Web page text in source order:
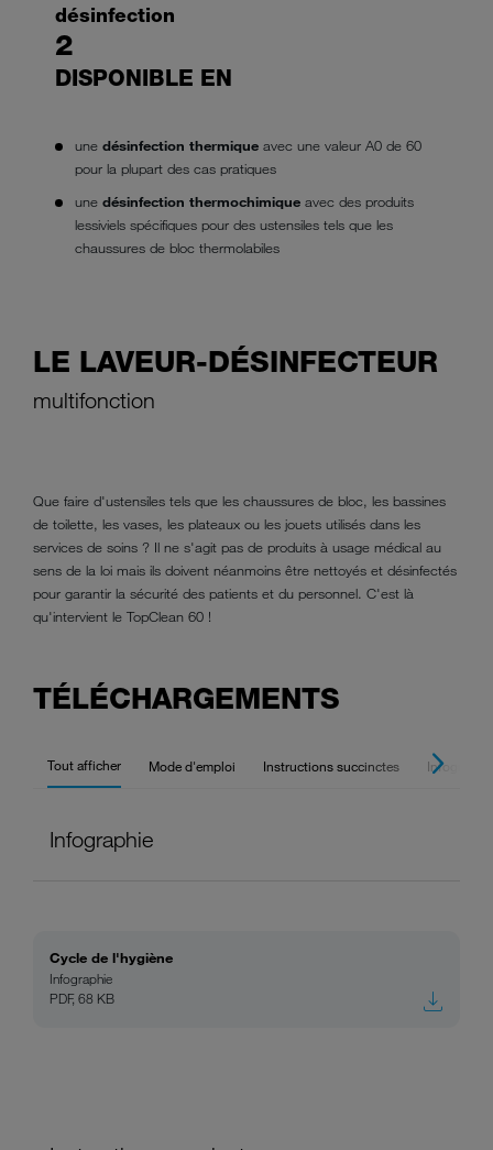
désinfection
2
DISPONIBLE EN
unedésinfection thermique avec une valeur A0 de 60
pour la plupart des cas pratiques
unedésinfection thermochimique avec des produits
lessiviels spécifiques pour des ustensiles tels que les
chaussures de bloc thermolabiles
LE LAVEUR-DÉSINFECTEUR
multifonction
Que faire d'ustensiles tels que les chaussures de bloc, les bassines
de toilette, les vases, les plateaux ou les jouets utilisés dans les
services de soins ? Il ne s'agit pas de produits à usage médical au
sens de la loi mais ils doivent néanmoins être nettoyés et désinfectés
pour garantir la sécurité des patients et du personnel. C'est là
qu'intervient le TopClean 60 !
TÉLÉCHARGEMENTS
Tout afficher Mode d'emploi Instructions succinctes Infographie
Infographie
Cycle de l'hygiène
Infographie
PDF, 68 KB